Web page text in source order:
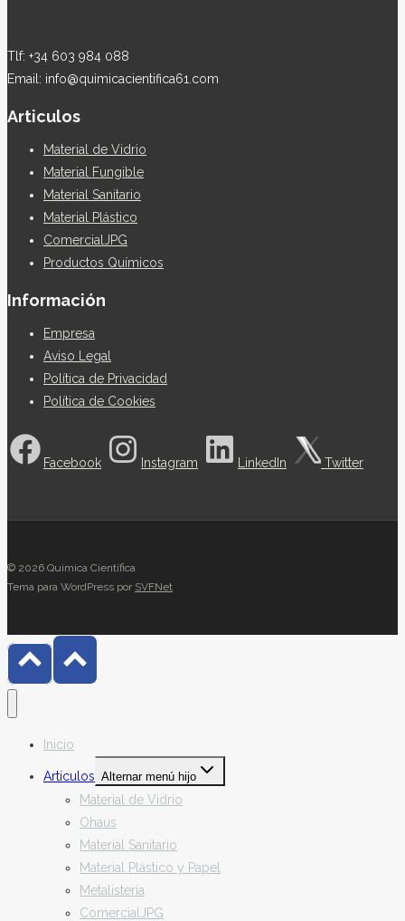
Tlf: +34 603 984 088
Email: info@quimicacientifica61.com
Articulos
Material de Vidrio
Material Fungible
Material Sanitario
Material Plástico
ComercialJPG
Productos Químicos
Información
Empresa
Aviso Legal
Política de Privacidad
Política de Cookies
Facebook Instagram LinkedIn Twitter
© 2026 Química Científica
Tema para WordPress por SVFNet
Inicio
Artículos Alternar menú hijo
Material de Vidrio
Ohaus
Material Sanitario
Material Plástico y Papel
Metalistería
ComercialJPG